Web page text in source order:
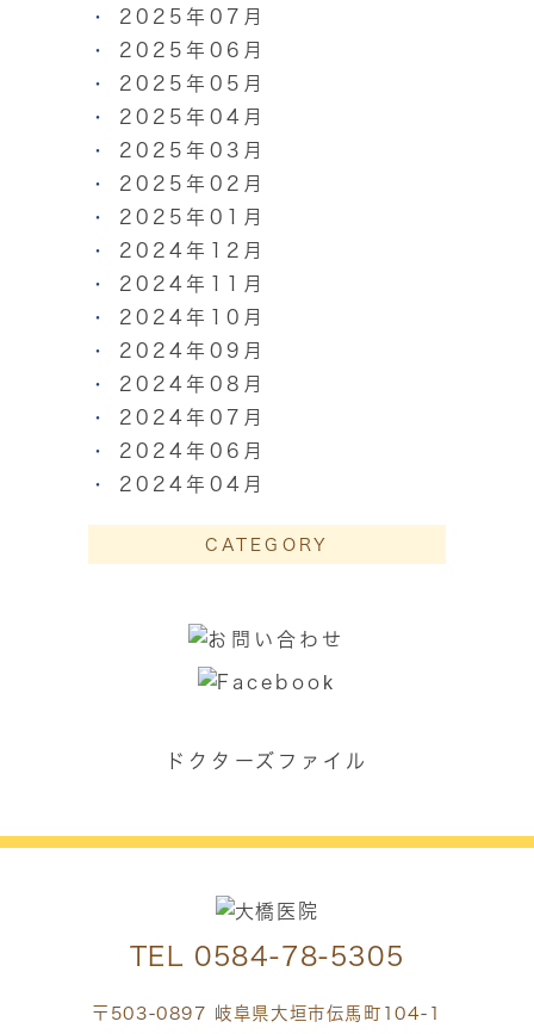
2025年07月
2025年06月
2025年05月
2025年04月
2025年03月
2025年02月
2025年01月
2024年12月
2024年11月
2024年10月
2024年09月
2024年08月
2024年07月
2024年06月
2024年04月
CATEGORY
ドクターズファイル
TEL 0584-78-5305
〒503-0897 岐阜県大垣市伝馬町104-1